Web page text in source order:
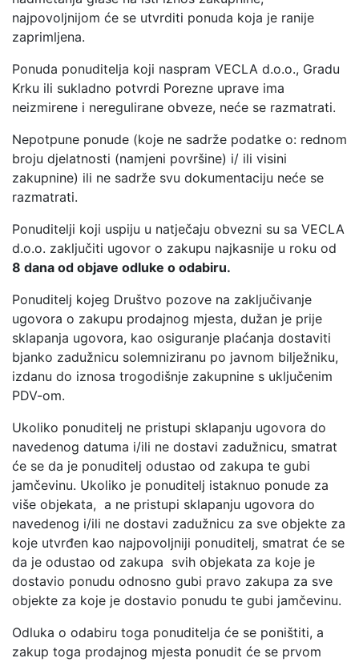
najpovoljnijom će se utvrditi ponuda koja je ranije
zaprimljena.
Ponuda ponuditelja koji naspram VECLA d.o.o., Gradu
Krku ili sukladno potvrdi Porezne uprave ima
neizmirene i neregulirane obveze, neće se razmatrati.
Nepotpune ponude (koje ne sadrže podatke o: rednom
broju djelatnosti (namjeni površine) i/ ili visini
zakupnine) ili ne sadrže svu dokumentaciju neće se
razmatrati.
Ponuditelji koji uspiju u natječaju obvezni su sa VECLA
d.o.o. zaključiti ugovor o zakupu najkasnije u roku od
8 dana od objave odluke o odabiru.
Ponuditelj kojeg Društvo pozove na zaključivanje
ugovora o zakupu prodajnog mjesta, dužan je prije
sklapanja ugovora, kao osiguranje plaćanja dostaviti
bjanko zadužnicu solemniziranu po javnom bilježniku,
izdanu do iznosa trogodišnje zakupnine s uključenim
PDV-om.
Ukoliko ponuditelj ne pristupi sklapanju ugovora do
navedenog datuma i/ili ne dostavi zadužnicu, smatrat
će se da je ponuditelj odustao od zakupa te gubi
jamčevinu. Ukoliko je ponuditelj istaknuo ponude za
više objekata, a ne pristupi sklapanju ugovora do
navedenog i/ili ne dostavi zadužnicu za sve objekte za
koje utvrđen kao najpovoljniji ponuditelj, smatrat će se
da je odustao od zakupa svih objekata za koje je
dostavio ponudu odnosno gubi pravo zakupa za sve
objekte za koje je dostavio ponudu te gubi jamčevinu.
Odluka o odabiru toga ponuditelja će se poništiti, a
zakup toga prodajnog mjesta ponudit će se prvom